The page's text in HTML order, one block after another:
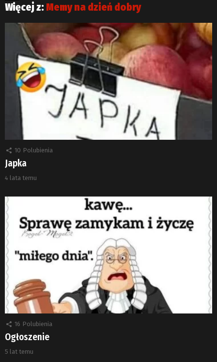
Więcej z: Memy na dzień dobry
10 Polubienia
Japka
4 lata temu
16 Polubienia
Ogłoszenie
5 lat temu